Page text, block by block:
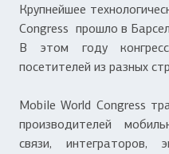
Крупнейшее
Congress прошло в
В этом году
посетителей из разных
Mobile World Congress
производителей
связи, интеграторов,